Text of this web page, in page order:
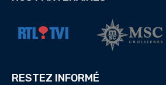
RESTEZ INFORMÉ